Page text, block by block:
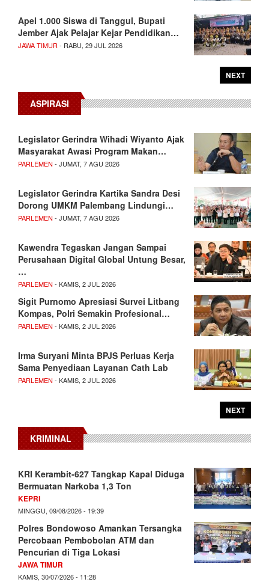
Apel 1.000 Siswa di Tanggul, Bupati
Jember Ajak Pelajar Kejar Pendidikan…
JAWA TIMUR - RABU, 29 JUL 2026
NEXT
ASPIRASI
Legislator Gerindra Wihadi Wiyanto Ajak
Masyarakat Awasi Program Makan…
PARLEMEN - JUMAT, 7 AGU 2026
Legislator Gerindra Kartika Sandra Desi
Dorong UMKM Palembang Lindungi…
PARLEMEN - JUMAT, 7 AGU 2026
Kawendra Tegaskan Jangan Sampai
Perusahaan Digital Global Untung Besar,
…
PARLEMEN - KAMIS, 2 JUL 2026
Sigit Purnomo Apresiasi Survei Litbang
Kompas, Polri Semakin Profesional…
PARLEMEN - KAMIS, 2 JUL 2026
Irma Suryani Minta BPJS Perluas Kerja
Sama Penyediaan Layanan Cath Lab
PARLEMEN - KAMIS, 2 JUL 2026
NEXT
KRIMINAL
KRI Kerambit-627 Tangkap Kapal Diduga
Bermuatan Narkoba 1,3 Ton
KEPRI
MINGGU, 09/08/2026 - 19:39
Polres Bondowoso Amankan Tersangka
Percobaan Pembobolan ATM dan
Pencurian di Tiga Lokasi
JAWA TIMUR
KAMIS, 30/07/2026 - 11:28